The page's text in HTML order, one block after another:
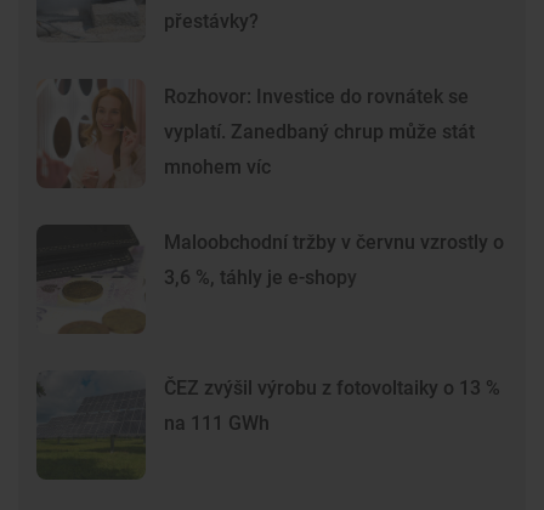
přestávky?
Rozhovor: Investice do rovnátek se
vyplatí. Zanedbaný chrup může stát
mnohem víc
Maloobchodní tržby v červnu vzrostly o
3,6 %, táhly je e-shopy
ČEZ zvýšil výrobu z fotovoltaiky o 13 %
na 111 GWh